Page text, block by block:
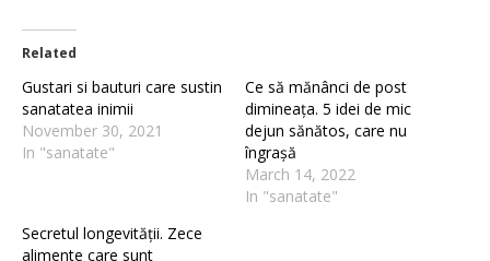
Related
Gustari si bauturi care sustin
sanatatea inimii
November 30, 2021
In "sanatate"
Ce să mănânci de post
dimineața. 5 idei de mic
dejun sănătos, care nu
îngrașă
March 14, 2022
In "sanatate"
Secretul longevității. Zece
alimente care sunt